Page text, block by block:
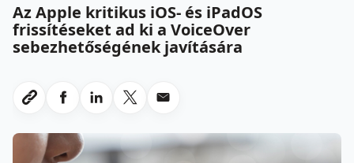
Az Apple kritikus iOS- és iPadOS
frissítéseket ad ki a VoiceOver
sebezhetőségének javítására
Link masolasa
Megosztas Facebookon
Megosztas LinkedInen
Megosztas X-en
Megosztas emailben